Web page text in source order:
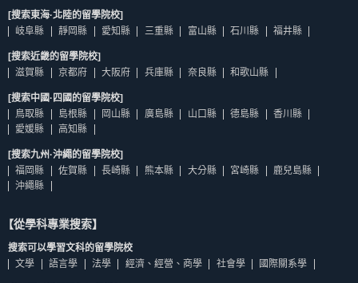
[搜索東海·北陸的留學院校]
岐阜縣
靜岡縣 愛知縣 三重縣 富山縣 石川縣 福井縣
[搜索近畿的留學院校]
滋賀縣
京都府 大阪府 兵庫縣 奈良縣 和歌山縣
[搜索中國·四國的留學院校]
鳥取縣
島根縣 岡山縣 廣島縣 山口縣 德島縣
香川縣
愛媛縣
高知縣
[搜索九州·沖繩的留學院校]
福岡縣
佐賀縣 長崎縣 熊本縣 大分縣 宮崎縣
鹿兒島縣
沖繩縣
【從學科專業搜索】
搜索可以學習文科的留學院校
文學
語言學 法學 經濟、經營、商學 社會學 國際關系學